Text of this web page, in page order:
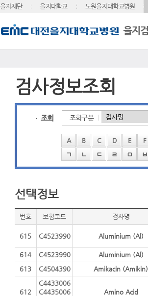
을지재단 을지대학교 노원을지대학교병원
검사정보조회
조회 조회구분
A B C D E F
ㄱ ㄴ ㄷ ㄹ ㅁ ㅂ
선택정보
번호 보험코드 검사명
615 C4523990 Aluminium (Al)
614 C4523990 Aluminium (Al)
613
C4504390 Amikacin (Amikin)
612
C4433006
C4435006
Amino Acid